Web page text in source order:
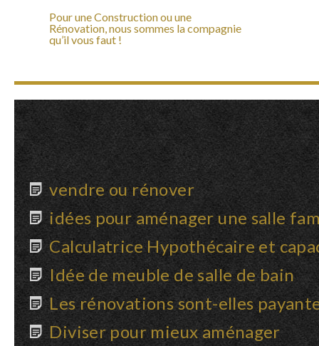
Pour une Construction ou une
Rénovation, nous sommes la compagnie
qu’il vous faut !
vendre ou rénover
idées pour aménager une salle
Calculatrice Hypothécaire et
Idée de meuble de salle de bain
Les rénovations sont-elles
Diviser pour mieux aménager